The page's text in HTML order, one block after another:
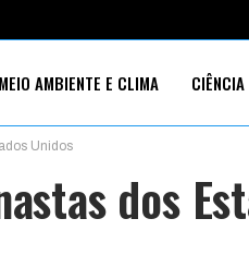
MEIO AMBIENTE E CLIMA
Unidos
dos